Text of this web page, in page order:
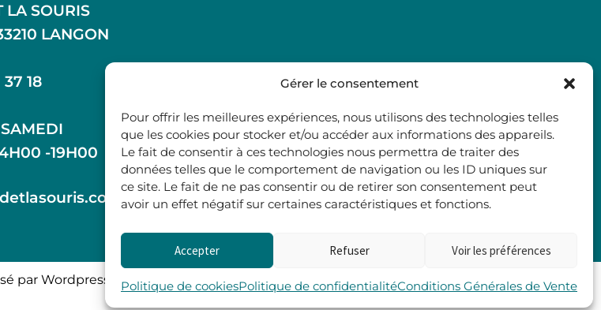
Gérer le consentement
Pour offrir les meilleures expériences, nous utilisons des technologies telles
que les cookies pour stocker et/ou accéder aux informations des appareils.
Le fait de consentir à ces technologies nous permettra de traiter des
données telles que le comportement de navigation ou les ID uniques sur
ce site. Le fait de ne pas consentir ou de retirer son consentement peut
avoir un effet négatif sur certaines caractéristiques et fonctions.
Accepter Refuser Voir les préférences
Politique de cookiesPolitique de confidentialitéConditions Générales de Vente
LA SOURIS
LANGON
18
-19H00
par Wordpress & Piloté par l’agence Les 2 Rives